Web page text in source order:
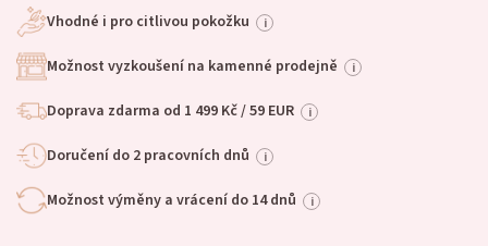
Vhodné i pro citlivou pokožku i
Možnost vyzkoušení na kamenné prodejně i
Doprava zdarma od 1 499 Kč / 59 EUR i
Doručení do 2 pracovních dnů i
Možnost výměny a vrácení do 14 dnů i